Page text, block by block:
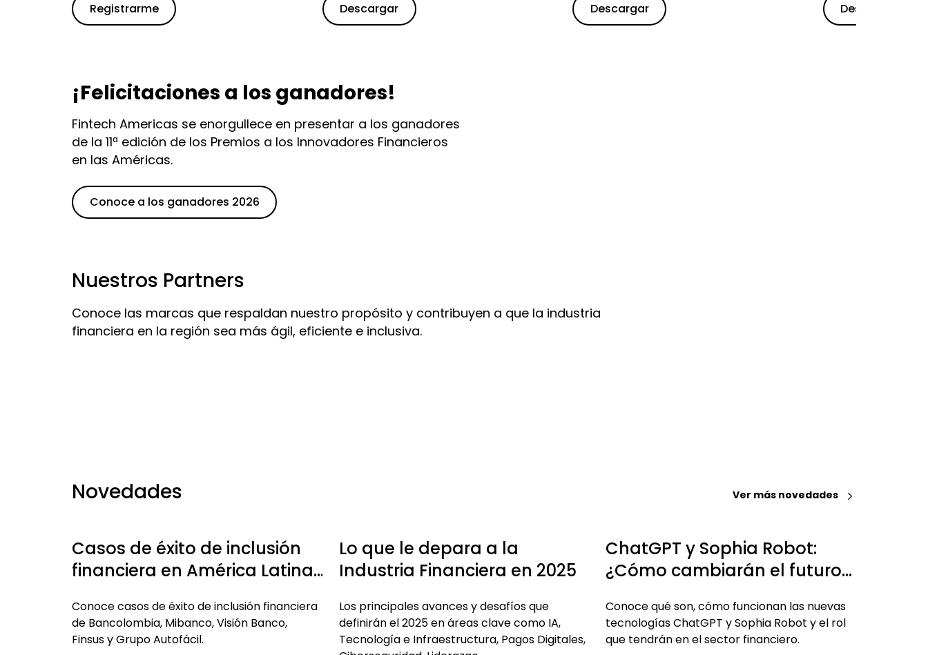
Registrarme Descargar Descargar Descargar
¡Felicitaciones a los ganadores!
Fintech Americas se enorgullece en presentar a los ganadores
de la 11ª edición de los Premios a los Innovadores Financieros
en las Américas.
Conoce a los ganadores 2026
Nuestros Partners
Conoce las marcas que respaldan nuestro propósito y contribuyen a que la industria
financiera en la región sea más ágil, eficiente e inclusiva.
Novedades Ver más novedades
Casos de éxito de inclusión
financiera en América Latina
Conoce casos de éxito de inclusión financiera
de Bancolombia, Mibanco, Visión Banco,
Finsus y Grupo Autofácil.
Lo que le depara a la
Industria Financiera en 2025
Los principales avances y desafíos que
definirán el 2025 en áreas clave como IA,
Tecnología e Infraestructura, Pagos Digitales,
ChatGPT y Sophia Robot:
¿Cómo cambiarán el futuro
Conoce qué son, cómo funcionan las nuevas
tecnologías ChatGPT y Sophia Robot y el rol
que tendrán en el sector financiero.